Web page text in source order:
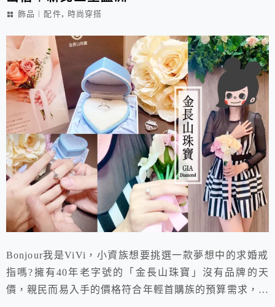
飾品︱配件, 時尚穿搭
Bonjour我是ViVi，小資族想要挑選一款夢想中的求婚戒
指嗎?擁有40年老字號的「金長山珠寶」沒有品牌的天
價，親民而易入手的價格符合年輕首購族的預算需求，加